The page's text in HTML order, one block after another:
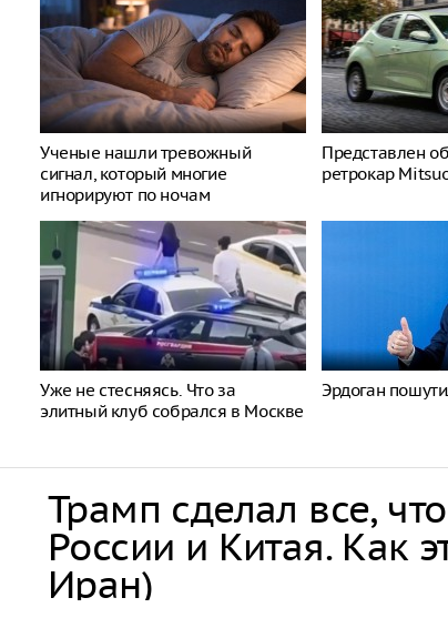
Ученые нашли тревожный
сигнал, который многие
игнорируют по ночам
Представлен
ретрокар
Уже не стесняясь. Что за
элитный клуб собрался в Москве
Эрдоган
Трамп сделал все,
России и Китая. Как
Иран)